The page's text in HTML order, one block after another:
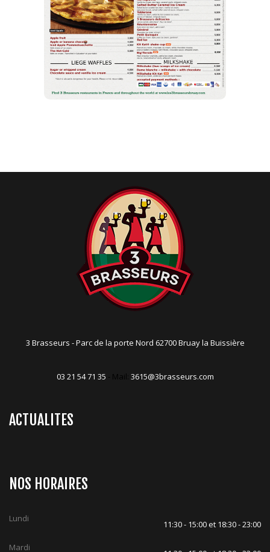
3 Brasseurs - Parc de la porte Nord 62700 Bruay la Buissière
03 21 54 71 35 - Mail: 3615@3brasseurs.com
ACTUALITES
NOS HORAIRES
Lundi
11:30 - 15:00 et 18:30 - 23:00
Mardi